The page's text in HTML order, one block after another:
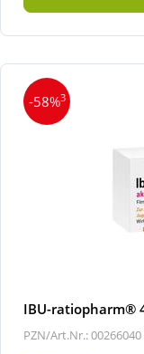
-58%3
IBU-ratiopharm®
PZN/Art.Nr.: 00266040